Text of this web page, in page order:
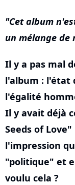
Cet album
un mélange de
Il y a pas mal
l'album : l'état
l'égalité
Il y avait déjà
Seeds of
l'impression
"politique" et
voulu cela ?